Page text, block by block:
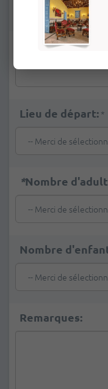
E-mail:*
Lieu de départ: *
*Nombre
Nombre
Remarques: